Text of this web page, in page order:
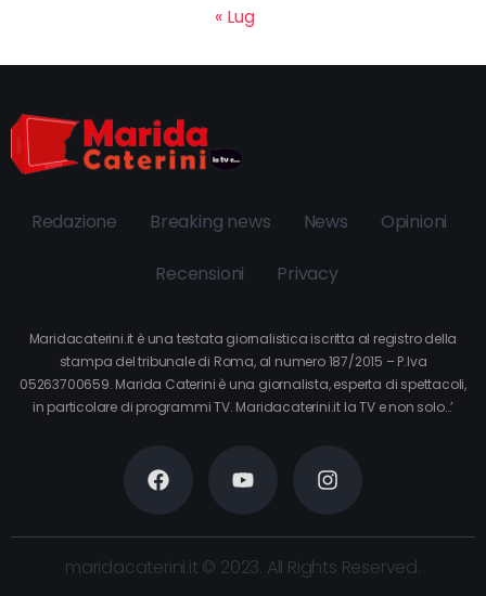
« Lug
Redazione Breaking news News Opinioni
Recensioni Privacy
Maridacaterini.it è una testata giornalistica iscritta al registro della
stampa del tribunale di Roma, al numero 187/2015 – P.Iva
05263700659. Marida Caterini è una giornalista, esperta di spettacoli,
in particolare di programmi TV. Maridacaterini.it la TV e non solo…’
maridacaterini.it © 2023. All Rights Reserved.